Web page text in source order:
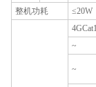
整机功耗
≤20W
~
~